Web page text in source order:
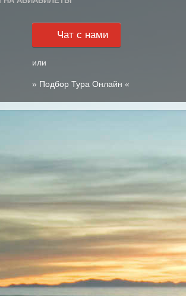
Чат с нами
или
» Подбор Тура Онлайн «